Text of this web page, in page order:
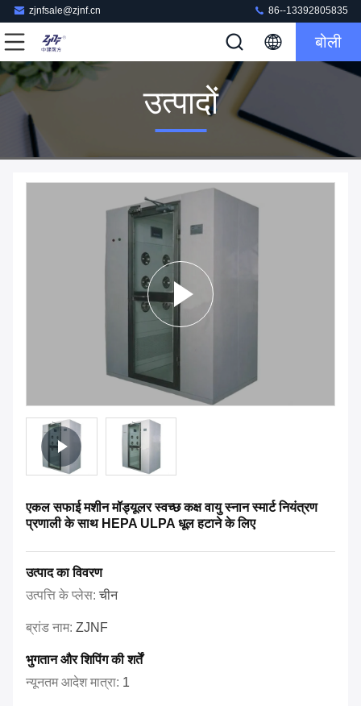
zjnfsale@zjnf.cn 86--13392805835
बोली
उत्पादों
एकल सफाई मशीन मॉड्यूलर स्वच्छ कक्ष वायु स्नान स्मार्ट नियंत्रण
प्रणाली के साथ HEPA ULPA धूल हटाने के लिए
उत्पाद का विवरण
उत्पत्ति के प्लेस:चीन
ब्रांड नाम: ZJNF
भुगतान और शिपिंग की शर्तें
न्यूनतम आदेश मात्रा: 1